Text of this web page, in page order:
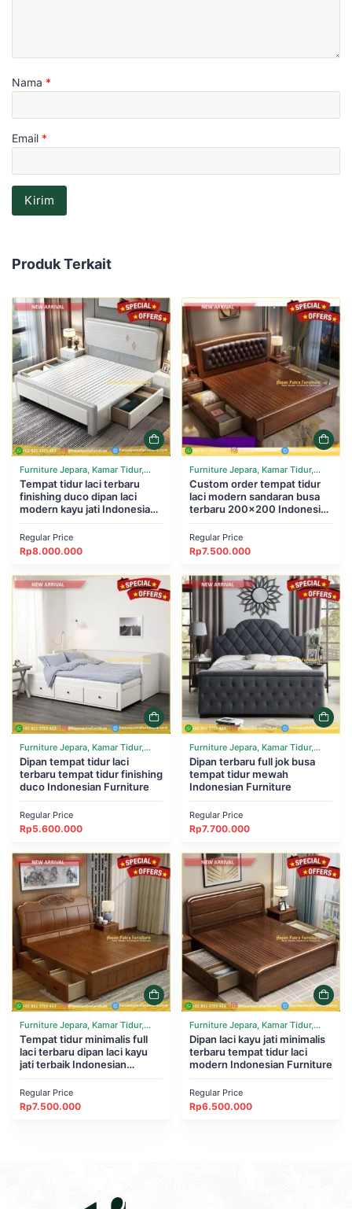
Nama *
Email *
Produk Terkait
Furniture Jepara, Kamar Tidur,
Tempat Tidur
Tempat tidur laci terbaru
finishing duco dipan laci
modern kayu jati Indonesian
Regular Price
Rp8.000.000
Furniture Jepara, Kamar Tidur,
Tempat Tidur
Custom order tempat tidur
laci modern sandaran busa
terbaru 200×200 Indonesian
Regular Price
Rp7.500.000
Furniture Jepara, Kamar Tidur,
Tempat Tidur
Dipan tempat tidur laci
terbaru tempat tidur finishing
duco Indonesian Furniture
Regular Price
Rp5.600.000
Furniture Jepara, Kamar Tidur,
Tempat Tidur
Dipan terbaru full jok busa
tempat tidur mewah
Indonesian Furniture
Regular Price
Rp7.700.000
Furniture Jepara, Kamar Tidur,
Tempat Tidur
Tempat tidur minimalis full
laci terbaru dipan laci kayu
jati terbaik Indonesian
Regular Price
Rp7.500.000
Furniture Jepara, Kamar Tidur,
Tempat Tidur
Dipan laci kayu jati minimalis
terbaru tempat tidur laci
modern Indonesian Furniture
Regular Price
Rp6.500.000